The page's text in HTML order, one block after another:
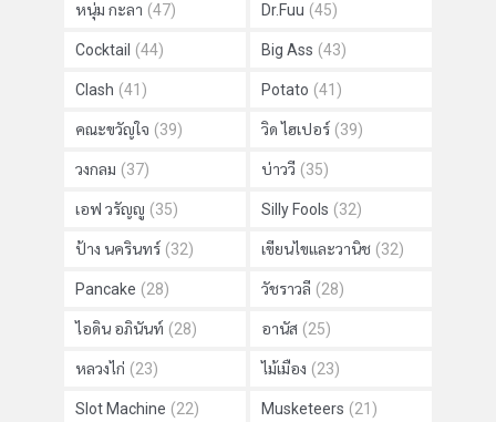
หนุ่ม กะลา (47) Dr.Fuu (45)
Cocktail (44) Big Ass (43)
Clash (41) Potato (41)
คณะขวัญใจ (39) วิด ไฮเปอร์ (39)
วงกลม (37) บ่าววี (35)
เอฟ วรัญญู (35) Silly Fools (32)
ป้าง นครินทร์ (32) เขียนไขและวานิช (32)
Pancake (28) วัชราวลี (28)
ไอดิน อภินันท์ (28) อานัส (25)
หลวงไก่ (23) ไม้เมือง (23)
Slot Machine (22) Musketeers (21)